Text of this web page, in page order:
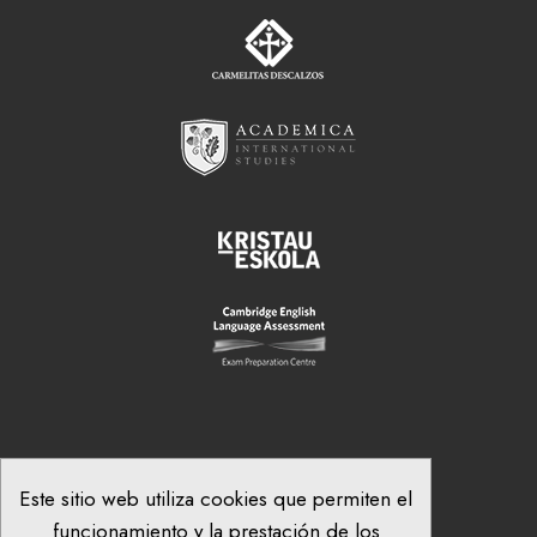
Este sitio web utiliza cookies que permiten el
funcionamiento y la prestación de los